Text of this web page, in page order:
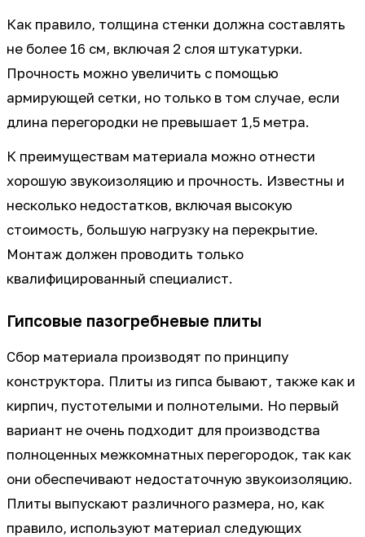
Как правило, толщина стенки должна составлять
не более 16 см, включая 2 слоя штукатурки.
Прочность можно увеличить с помощью
армирующей сетки, но только в том случае, если
длина перегородки не превышает 1,5 метра.
К преимуществам материала можно отнести
хорошую звукоизоляцию и прочность. Известны и
несколько недостатков, включая высокую
стоимость, большую нагрузку на перекрытие.
Монтаж должен проводить только
квалифицированный специалист.
Гипсовые пазогребневые плиты
Сбор материала производят по принципу
конструктора. Плиты из гипса бывают, также как и
кирпич, пустотелыми и полнотелыми. Но первый
вариант не очень подходит для производства
полноценных межкомнатных перегородок, так как
они обеспечивают недостаточную звукоизоляцию.
Плиты выпускают различного размера, но, как
правило, используют материал следующих